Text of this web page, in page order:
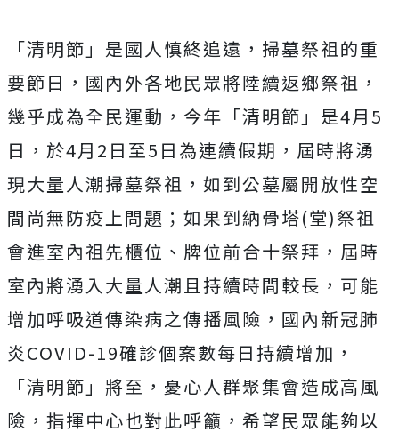
「清明節」是國人慎終追遠，掃墓祭祖的重
要節日，國內外各地民眾將陸續返鄉祭祖，
幾乎成為全民運動，今年「清明節」是4月5
日，於4月2日至5日為連續假期，屆時將湧
現大量人潮掃墓祭祖，如到公墓屬開放性空
間尚無防疫上問題；如果到納骨塔(堂)祭祖
會進室內祖先櫃位、牌位前合十祭拜，屆時
室內將湧入大量人潮且持續時間較長，可能
增加呼吸道傳染病之傳播風險，國內新冠肺
炎COVID-19確診個案數每日持續增加，
「清明節」將至，憂心人群聚集會造成高風
險，指揮中心也對此呼籲，希望民眾能夠以